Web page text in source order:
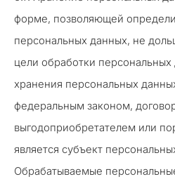
форме, позволяющей
персональных данных, не
цели обработки
хранения персональных
федеральным законом,
выгодоприобретателем или
является субъект
Обрабатываемые